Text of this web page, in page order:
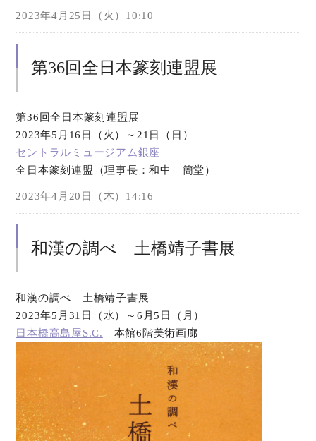
2023年4月25日（火）10:10
第36回全日本篆刻連盟展
第36回全日本篆刻連盟展
2023年5月16日（火）～21日（日）
セントラルミュージアム銀座
全日本篆刻連盟（理事長：和中 簡堂）
2023年4月20日（木）14:16
和漢の調べ 土橋靖子書展
和漢の調べ 土橋靖子書展
2023年5月31日（水）～6月5日（月）
日本橋高島屋S.C.
本館6階美術画廊